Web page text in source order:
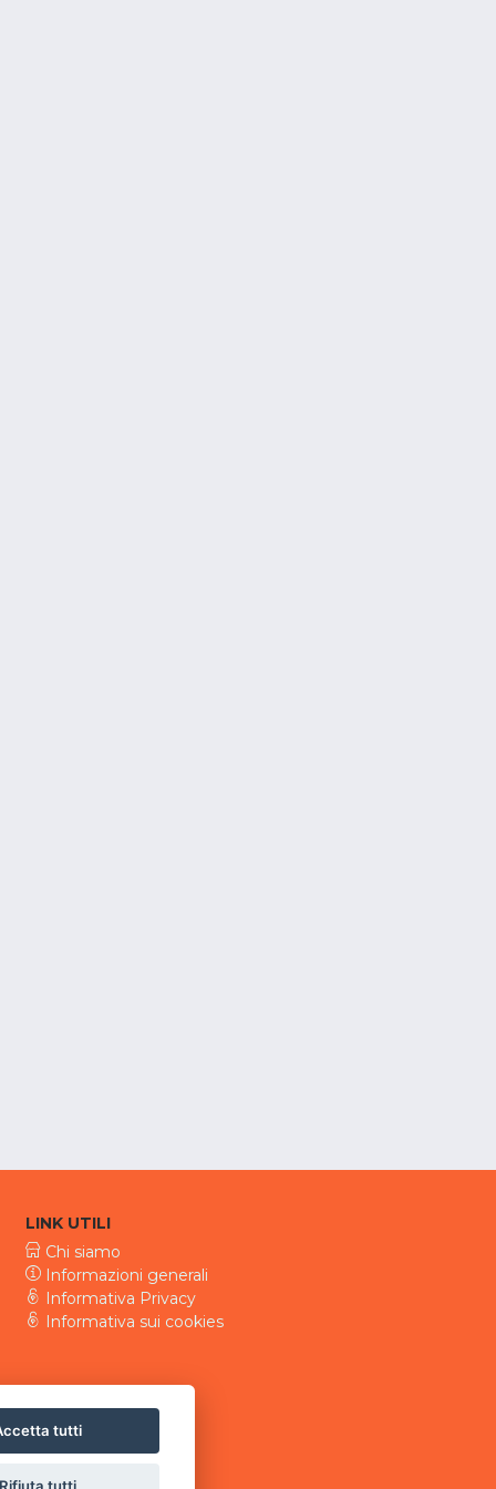
LINK UTILI
Chi siamo
Informazioni generali
Informativa Privacy
Informativa sui cookies
tutti
tutti